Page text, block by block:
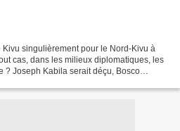
singulièrement pour le Nord-Kivu à
cas, dans les milieux diplomatiques, les
? Joseph Kabila serait déçu, Bosco